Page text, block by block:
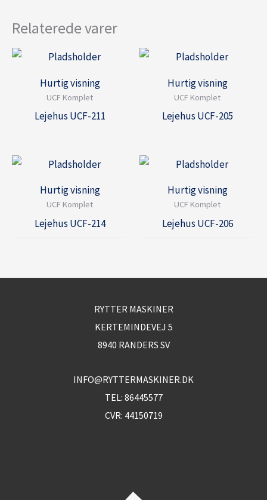
Relaterede varer
Hurtig visning
UCF Komplet
Lejehus UCF-211
Hurtig visning
UCF Komplet
Lejehus UCF-205
Hurtig visning
UCF Komplet
Lejehus UCF-214
Hurtig visning
UCF Komplet
Lejehus UCF-206
RYTTER MASKINER
KERTEMINDEVEJ 5
8940 RANDERS SV
INFO@RYTTERMASKINER.DK
TEL: 86445577
CVR: 44150719